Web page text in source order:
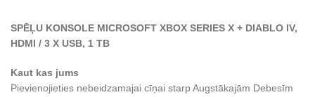
SPĒĻU KONSOLE MICROSOFT XBOX SERIES X + DIABLO IV,
HDMI / 3 X USB, 1 TB
Kaut kas jums
Pievienojieties nebeidzamajai cīņai starp Augstākajām Debesīm